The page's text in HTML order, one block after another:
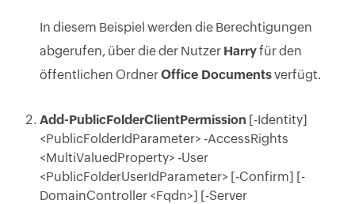
In diesem Beispiel werden die Berechtigungen
abgerufen, über die der Nutzer Harryfür den
öffentlichen OrdnerOffice Documentsverfügt.
Add-PublicFolderClientPermission [-Identity]
<PublicFolderIdParameter> -AccessRights
<MultiValuedProperty> -User
<PublicFolderUserIdParameter> [-Confirm] [-
DomainController <Fqdn>] [-Server